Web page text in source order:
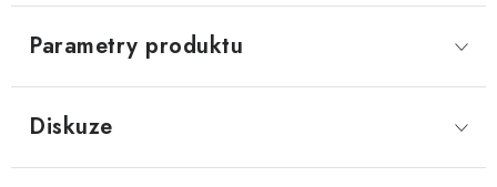
Parametry produktu
Diskuze